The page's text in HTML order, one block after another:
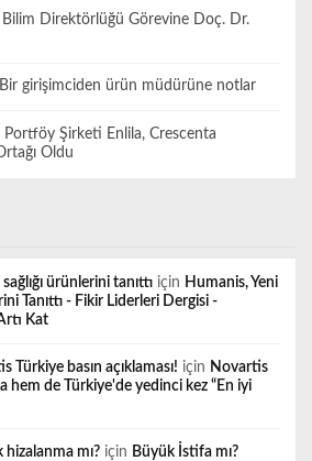
Bilim Direktörlüğü Görevine Doç. Dr.
Bir girişimciden ürün müdürüne notlar
Portföy Şirketi Enlila, Crescenta
Oldu
ürünlerini tanıttı için Humanis, Yeni
Tanıttı - Fikir Liderleri Dergisi -
Kat
basın açıklaması! için Novartis
hem de Türkiye'de yedinci kez “En iyi
mı? için Büyük İstifa mı?